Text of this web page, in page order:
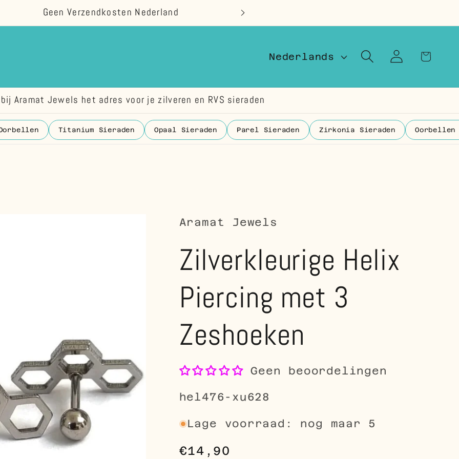
Geen Verzendkosten Nederland
a
l
Nederlands Inloggen
Aramat Jewels het adres voor je zilveren en RVS sieraden
Titanium Sieraden Opaal Sieraden Parel Sieraden Zirkonia Sieraden Oorbellen
Aramat Jewels
Zilverkleurige Helix
Piercing met 3
Zeshoeken
Geen beoordelingen
SKU:
hel476-xu628
Lage voorraad: nog maar 5
Normale
€14,90